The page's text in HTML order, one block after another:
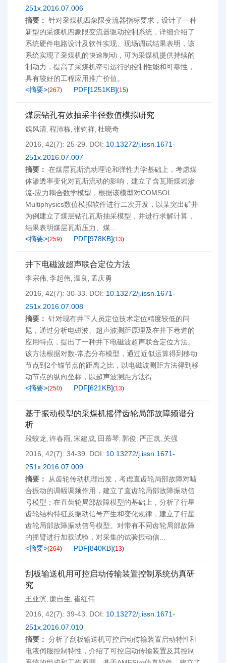
251x.2016.07.006
摘要： 针对采煤机四象限变流器指标要求，设计了一种
新型的采煤机四象限变流器驱动控制系统，详细介绍了
系统硬件电路设计及软件实现。现场调试结果表明，该
系统实现了采煤机的快速制动，可为采煤机提供持续的
制动力，提高了采煤机牵引运行的控制性能和可靠性，
具有较好的工程应用推广价值。
<摘要>(267) PDF[1251KB](15)
煤层钻孔有效抽采半径数值模拟研究
魏风清, 程沛栋, 张钧祥, 杜晓奇
2016, 42(7): 25-29.
DOI: 10.13272/j.issn.1671-
251x.2016.07.007
摘要： 在煤层瓦斯流动理论和弹性力学基础上，考虑煤
体渗透率变化对瓦斯流动的影响，建立了含瓦斯煤岩渗
流-应力耦合数学模型，根据该模型对COMSOL
Multiphysics数值模拟软件进行二次开发，以某突出矿井
为例建立了煤层钻孔瓦斯抽采模型，并进行求解计算，
结果表明煤层瓦斯压力、煤...
<摘要>(259) PDF[978KB](13)
井下电磁波超声联合定位方法
李宗伟, 李起伟, 温良 , 孟庆勇
2016, 42(7): 30-33.
DOI: 10.13272/j.issn.1671-
251x.2016.07.008
摘要： 针对现有井下人员定位技术定位精度较低的问
题，通过分析电磁波、超声波测距原理及在井下巷道的
应用特点，提出了一种井下电磁波超声联合定位方法。
该方法根据对数-常态分布模型，通过近似运算得到移动
节点到2个锚节点的距离之比，以电磁波测距方法得到移
动节点的纵向坐标，以超声波测距方法得...
<摘要>(250) PDF[621KB](13)
基于振动模型的采煤机摇臂齿轮局部故障频谱分
析
段蛟龙, 许春雨, 宋建成, 田慕琴, 郭俊, 严正凯, 关强
2016, 42(7): 34-39.
DOI: 10.13272/j.issn.1671-
251x.2016.07.009
摘要：
从齿轮传动机理出发，考虑直齿轮局部故障对啮
合振动的调幅调频作用，建立了直齿轮局部故障振动信
号模型；在直齿轮局部故障模型的基础上，分析了行星
齿轮结构特征及振动信号产生和变化规律，建立了行星
齿轮局部故障振动信号模型。对带有不同齿轮局部故障
的摇臂进行加载试验，对采集的试验振动信...
<摘要>(264) PDF[840KB](13)
刮板输送机用可控启动传输装置控制系统仿真研
究
王亚滨, 廉自生, 崔红伟
2016, 42(7): 39-43.
DOI: 10.13272/j.issn.1671-
251x.2016.07.010
摘要： 分析了刮板输送机可控启动传输装置启动特性和
电液伺服控制特性，介绍了可控启动传输装置及其控制